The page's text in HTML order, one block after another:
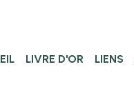
LIVRE D'OR LIENS